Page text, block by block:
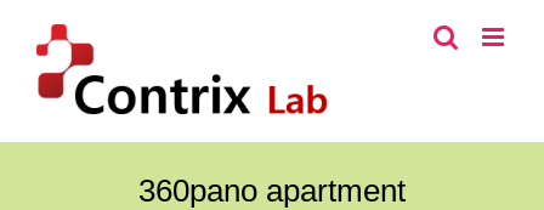
360pano apartment